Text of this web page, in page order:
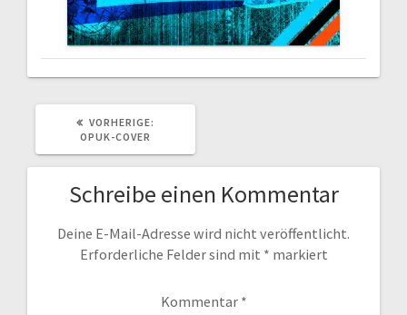
VORHERIGE:
OPUK-COVER
Schreibe einen Kommentar
Deine E-Mail-Adresse wird nicht veröffentlicht.
Erforderliche Felder sind mit * markiert
Kommentar *